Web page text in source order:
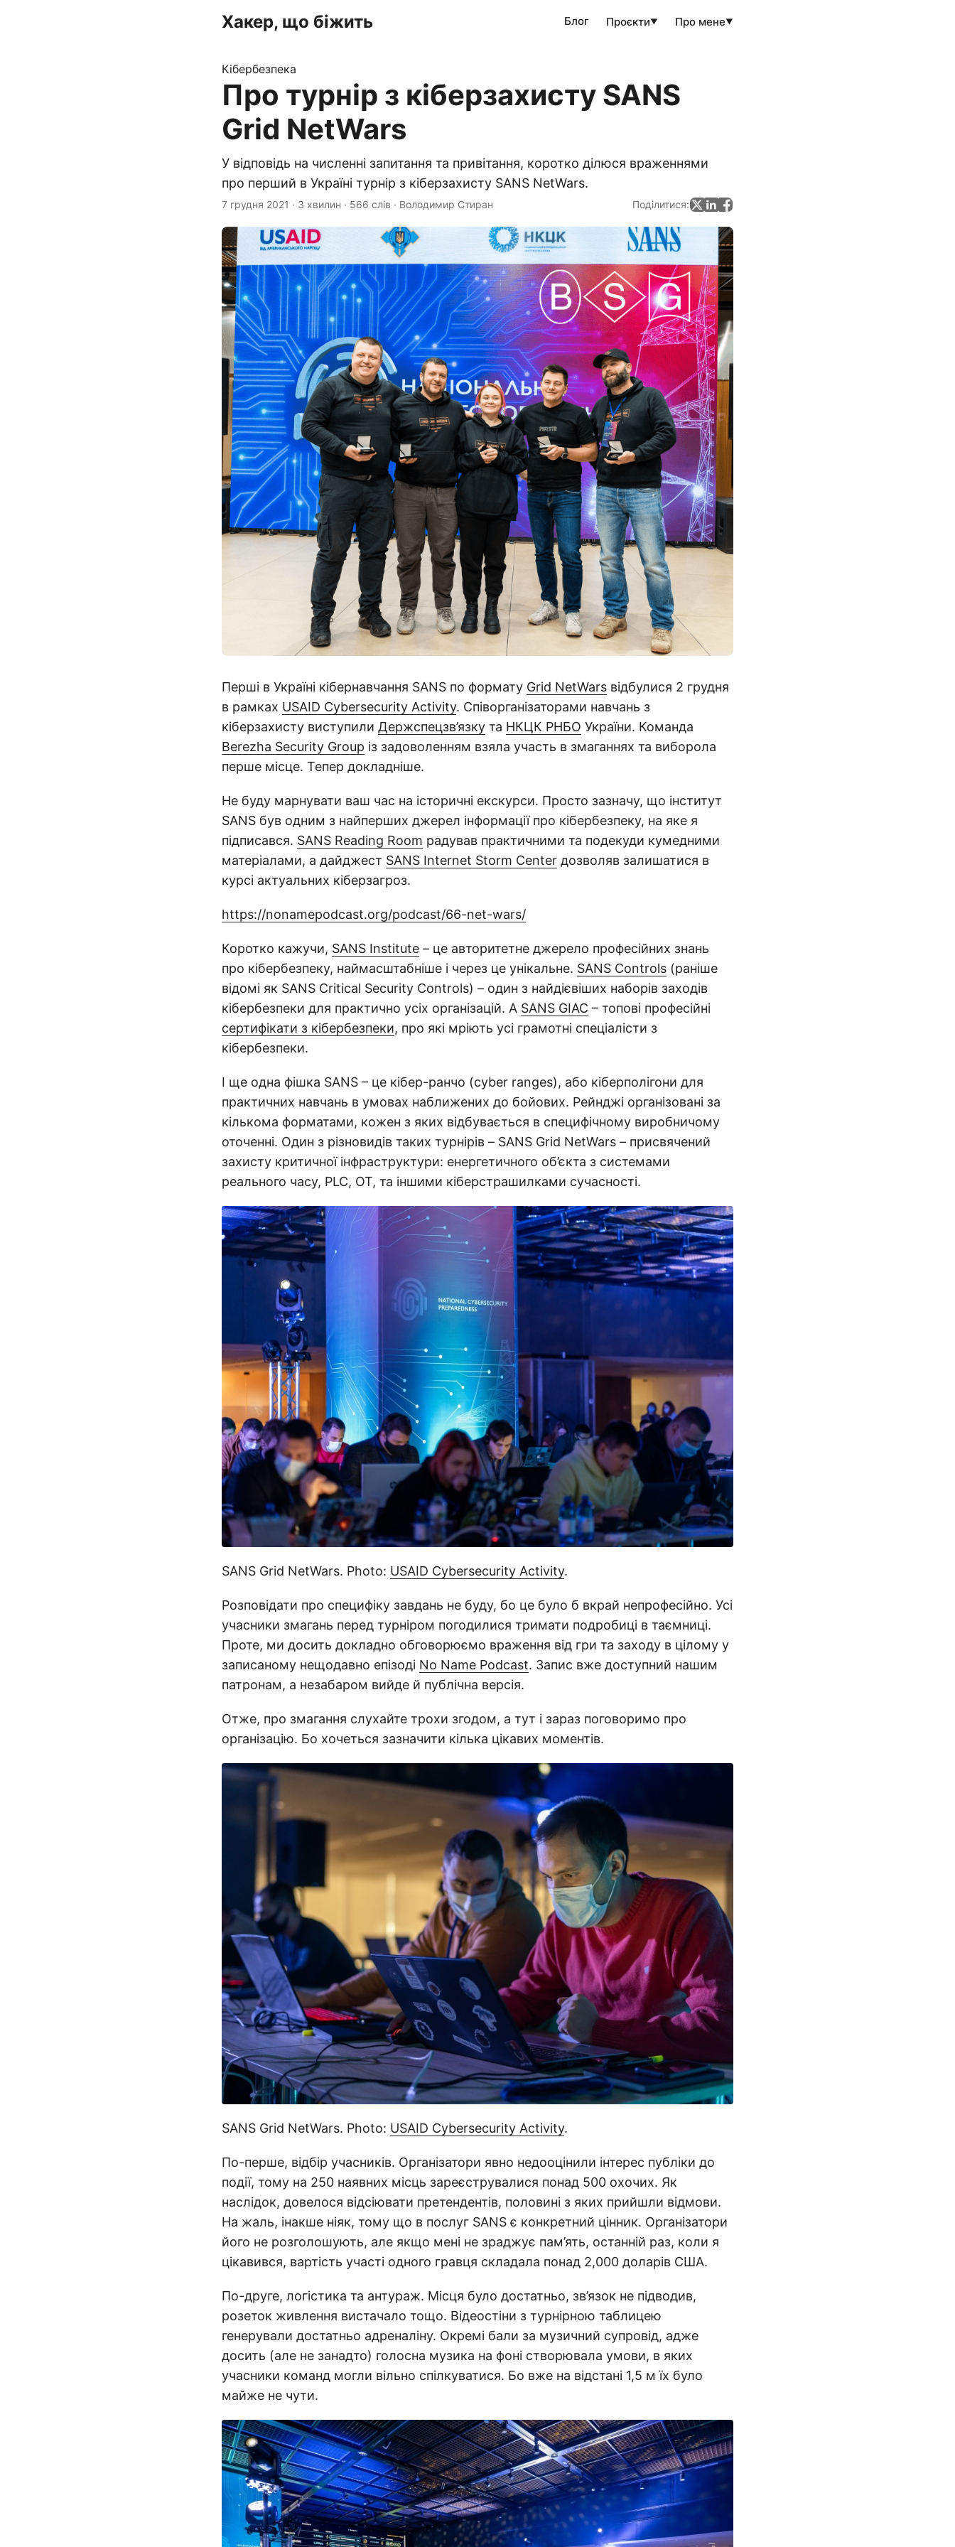
Хакер, що біжить Блог Проєкти▼ Про мене▼
Кібербезпека
Про турнір з кіберзахисту SANS
Grid NetWars
У відповідь на численні запитання та привітання, коротко ділюся враженнями
про перший в Україні турнір з кіберзахисту SANS NetWars.
7 грудня 2021 · 3 хвилин · 566 слів · Володимир Стиран Поділитися:
Перші в Україні кібернавчання SANS по формату Grid NetWars відбулися 2 грудня
в рамках USAID Cybersecurity Activity. Співорганізаторами навчань з
кіберзахисту виступили Держспецзв’язку та НКЦК РНБО України. Команда
Berezha Security Group із задоволенням взяла участь в змаганнях та виборола
перше місце. Тепер докладніше.
Не буду марнувати ваш час на історичні екскурси. Просто зазначу, що інститут
SANS був одним з найперших джерел інформації про кібербезпеку, на яке я
підписався. SANS Reading Room радував практичними та подекуди кумедними
матеріалами, а дайджест SANS Internet Storm Center дозволяв залишатися в
курсі актуальних кіберзагроз.
https://nonamepodcast.org/podcast/66-net-wars/
Коротко кажучи, SANS Institute – це авторитетне джерело професійних знань
про кібербезпеку, наймасштабніше і через це унікальне. SANS Controls (раніше
відомі як SANS Critical Security Controls) – один з найдієвіших наборів заходів
кібербезпеки для практично усіх організацій. А SANS GIAC – топові професійні
сертифікати з кібербезпеки, про які мріють усі грамотні спеціалісти з
кібербезпеки.
І ще одна фішка SANS – це кібер-ранчо (cyber ranges), або кіберполігони для
практичних навчань в умовах наближених до бойових. Рейнджі організовані за
кількома форматами, кожен з яких відбувається в специфічному виробничому
оточенні. Один з різновидів таких турнірів – SANS Grid NetWars – присвячений
захисту критичної інфраструктури: енергетичного об’єкта з системами
реального часу, PLC, OT, та іншими кіберстрашилками сучасності.
SANS Grid NetWars. Photo: USAID Cybersecurity Activity.
Розповідати про специфіку завдань не буду, бо це було б вкрай непрофесійно. Усі
учасники змагань перед турніром погодилися тримати подробиці в таємниці.
Проте, ми досить докладно обговорюємо враження від гри та заходу в цілому у
записаному нещодавно епізоді No Name Podcast. Запис вже доступний нашим
патронам, а незабаром вийде й публічна версія.
Отже, про змагання слухайте трохи згодом, а тут і зараз поговоримо про
організацію. Бо хочеться зазначити кілька цікавих моментів.
SANS Grid NetWars. Photo: USAID Cybersecurity Activity.
По-перше, відбір учасників. Організатори явно недооцінили інтерес публіки до
події, тому на 250 наявних місць зареєструвалися понад 500 охочих. Як
наслідок, довелося відсіювати претендентів, половині з яких прийшли відмови.
На жаль, інакше ніяк, тому що в послуг SANS є конкретний цінник. Організатори
його не розголошують, але якщо мені не зраджує пам’ять, останній раз, коли я
цікавився, вартість участі одного гравця складала понад 2,000 доларів США.
По-друге, логістика та антураж. Місця було достатньо, зв’язок не підводив,
розеток живлення вистачало тощо. Відеостіни з турнірною таблицею
генерували достатньо адреналіну. Окремі бали за музичний супровід, адже
досить (але не занадто) голосна музика на фоні створювала умови, в яких
учасники команд могли вільно спілкуватися. Бо вже на відстані 1,5 м їх було
майже не чути.